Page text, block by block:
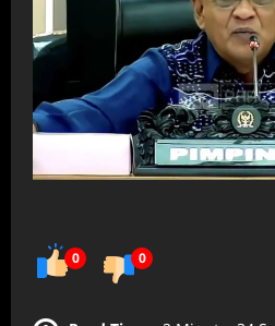
0 0